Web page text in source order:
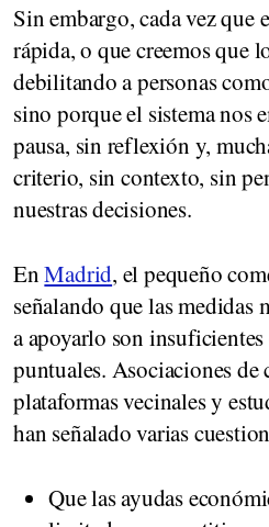
Sin embargo, cada vez que
rápida, o que creemos que
debilitando a personas
sino porque el sistema nos
pausa, sin reflexión y,
criterio, sin contexto, sin
nuestras decisiones.
EnMadrid, el pequeño
señalando que las medidas
a apoyarlo son
puntuales. Asociaciones de
plataformas vecinales y
han señalado varias
Que las ayudas